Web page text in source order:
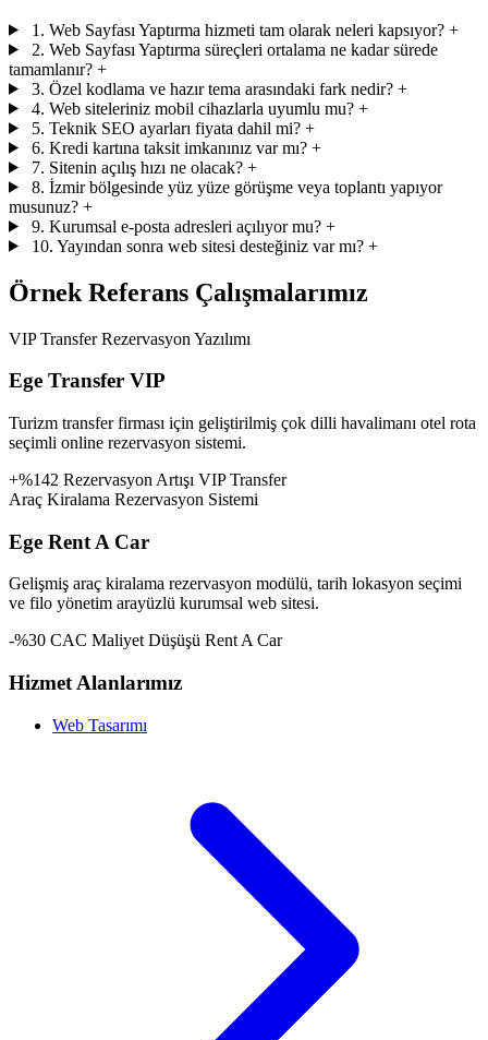
1. Web Sayfası Yaptırma hizmeti tam olarak neleri kapsıyor? +
2. Web Sayfası Yaptırma süreçleri ortalama ne kadar sürede
tamamlanır? +
3. Özel kodlama ve hazır tema arasındaki fark nedir? +
4. Web siteleriniz mobil cihazlarla uyumlu mu? +
5. Teknik SEO ayarları fiyata dahil mi? +
6. Kredi kartına taksit imkanınız var mı? +
7. Sitenin açılış hızı ne olacak? +
8. İzmir bölgesinde yüz yüze görüşme veya toplantı yapıyor
musunuz? +
9. Kurumsal e-posta adresleri açılıyor mu? +
10. Yayından sonra web sitesi desteğiniz var mı? +
Örnek Referans Çalışmalarımız
VIP Transfer Rezervasyon Yazılımı
Ege Transfer VIP
Turizm transfer firması için geliştirilmiş çok dilli havalimanı otel rota
seçimli online rezervasyon sistemi.
+%142 Rezervasyon Artışı VIP Transfer
Araç Kiralama Rezervasyon Sistemi
Ege Rent A Car
Gelişmiş araç kiralama rezervasyon modülü, tarih lokasyon seçimi
ve filo yönetim arayüzlü kurumsal web sitesi.
-%30 CAC Maliyet Düşüşü Rent A Car
Hizmet Alanlarımız
Web Tasarımı